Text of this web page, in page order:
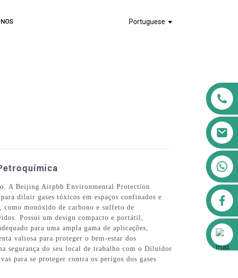
Portuguese
airppb123@gmail.com
A Beijing Airpbb Environmental Protection
diluir gases tóxicos em espaços confinados e
monóxido de carbono e sulfeto de
Possui um design compacto e portátil,
para uma ampla gama de aplicações,
valiosa para proteger o bem-estar dos
segurança do seu local de trabalho com o Diluidor
para se proteger contra os perigos dos gases